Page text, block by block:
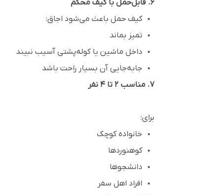
۶. قابل‌حمل با کیف محکم
کیف حمل باعث می‌شود اجاق:
تمیز بماند
داخل ماشین یا کوله‌پشتی آسیب نبیند
جابه‌جایی آن بسیار راحت باشد
۷. مناسب ۲ تا ۴ نفر
برای:
خانواده کوچک
کوهنوردها
دانشجوها
افراد اهل سفر